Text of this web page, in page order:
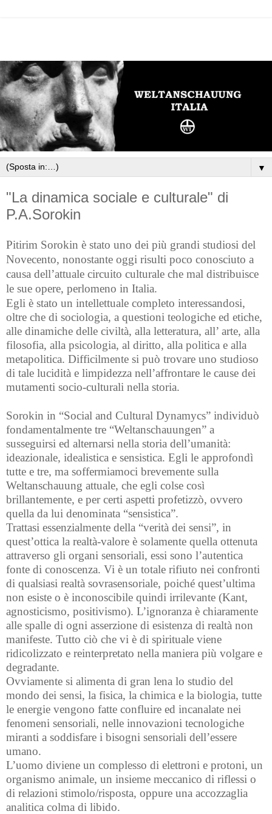
▼
"La dinamica sociale e culturale" di
P.A.Sorokin
Pitirim Sorokin è stato uno dei più grandi studiosi del
Novecento, nonostante oggi risulti poco conosciuto a
causa dell’attuale circuito culturale che mal distribuisce
le sue opere, perlomeno in Italia.
Egli è stato un intellettuale completo interessandosi,
oltre che di sociologia, a questioni teologiche ed etiche,
alle dinamiche delle civiltà, alla letteratura, all’ arte, alla
filosofia, alla psicologia, al diritto, alla politica e alla
metapolitica. Difficilmente si può trovare uno studioso
di tale lucidità e limpidezza nell’affrontare le cause dei
mutamenti socio-culturali nella storia.
Sorokin in “Social and Cultural Dynamycs” individuò
fondamentalmente tre “Weltanschauungen” a
susseguirsi ed alternarsi nella storia dell’umanità:
ideazionale, idealistica e sensistica. Egli le approfondì
tutte e tre, ma soffermiamoci brevemente sulla
Weltanschauung attuale, che egli colse così
brillantemente, e per certi aspetti profetizzò, ovvero
quella da lui denominata “sensistica”.
Trattasi essenzialmente della “verità dei sensi”, in
quest’ottica la realtà-valore è solamente quella ottenuta
attraverso gli organi sensoriali, essi sono l’autentica
fonte di conoscenza. Vi è un totale rifiuto nei confronti
di qualsiasi realtà sovrasensoriale, poiché quest’ultima
non esiste o è inconoscibile quindi irrilevante (Kant,
agnosticismo, positivismo). L’ignoranza è chiaramente
alle spalle di ogni asserzione di esistenza di realtà non
manifeste. Tutto ciò che vi è di spirituale viene
ridicolizzato e reinterpretato nella maniera più volgare e
degradante.
Ovviamente si alimenta di gran lena lo studio del
mondo dei sensi, la fisica, la chimica e la biologia, tutte
le energie vengono fatte confluire ed incanalate nei
fenomeni sensoriali, nelle innovazioni tecnologiche
miranti a soddisfare i bisogni sensoriali dell’essere
umano.
L’uomo diviene un complesso di elettroni e protoni, un
organismo animale, un insieme meccanico di riflessi o
di relazioni stimolo/risposta, oppure una accozzaglia
analitica colma di libido.